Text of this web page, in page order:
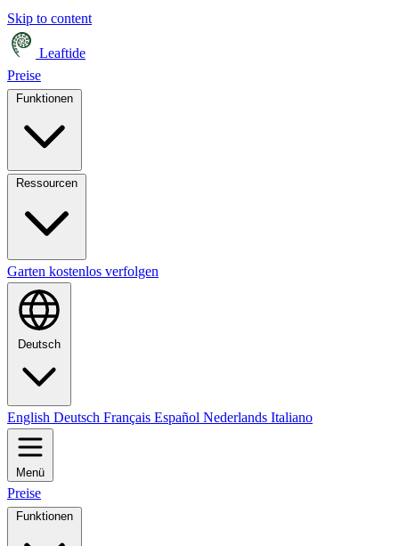
Skip to content
Leaftide
Preise
Garten kostenlos verfolgen
Deutsch
English Deutsch Français Español Nederlands Italiano
Menü
Preise
Funktionen